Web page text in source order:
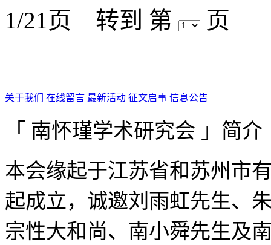
1/21页
转到 第 页
关于我们 在线留言 最新活动 征文启事 信息公告
「 南怀瑾学术研究会 」简介
本会缘起于江苏省和苏州市
起成立，诚邀刘雨虹先生、
宗性大和尚、南小舜先生及